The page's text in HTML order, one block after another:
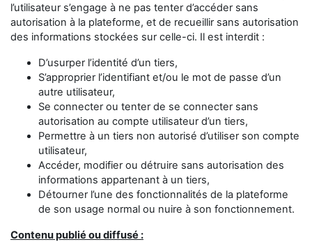
l’utilisateur s’engage à ne pas tenter d’accéder sans
autorisation à la plateforme, et de recueillir sans autorisation
des informations stockées sur celle-ci. Il est interdit :
D’usurper l’identité d’un tiers,
S’approprier l’identifiant et/ou le mot de passe d’un
autre utilisateur,
Se connecter ou tenter de se connecter sans
autorisation au compte utilisateur d’un tiers,
Permettre à un tiers non autorisé d’utiliser son compte
utilisateur,
Accéder, modifier ou détruire sans autorisation des
informations appartenant à un tiers,
Détourner l’une des fonctionnalités de la plateforme
de son usage normal ou nuire à son fonctionnement.
Contenu publié ou diffusé :